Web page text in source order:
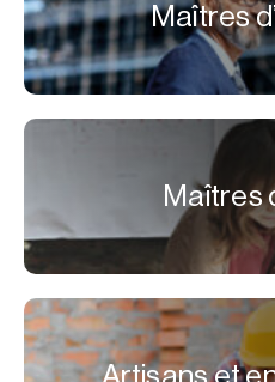
Maîtres
Maîtres
Artisans et